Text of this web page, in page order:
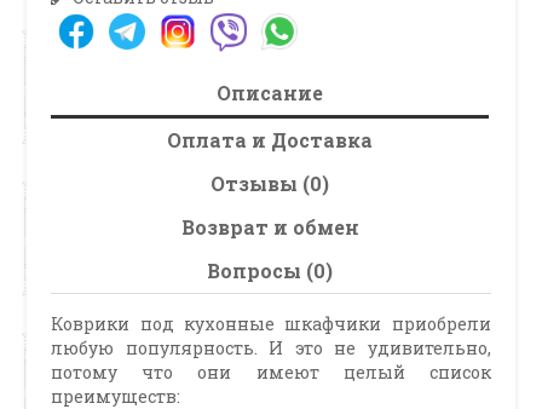
Описание
Оплата и Доставка
Отзывы (0)
Возврат и обмен
Вопросы (0)
Коврики под кухонные шкафчики приобрели
любую популярность. И это не удивительно,
потому что они имеют целый список
преимуществ: